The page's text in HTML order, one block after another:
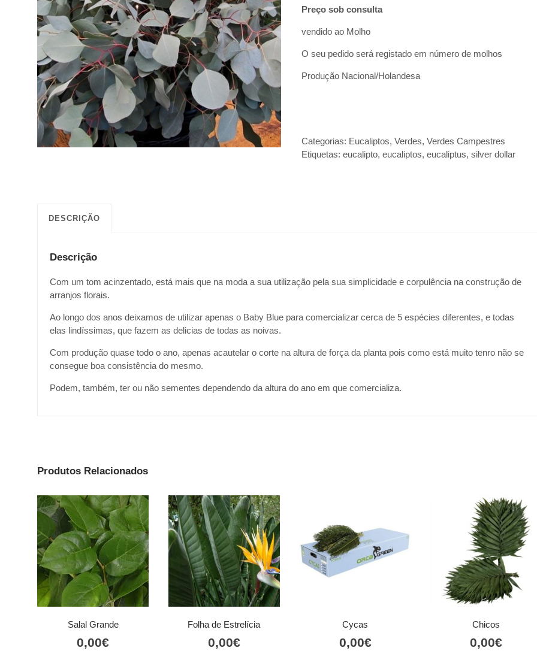
Preço sob consulta
vendido ao Molho
O seu pedido será registado em número de molhos
Produção Nacional/Holandesa
Categorias: Eucaliptos, Verdes, Verdes Campestres
Etiquetas: eucalipto, eucaliptos, eucaliptus, silver dollar
DESCRIÇÃO
Descrição
Com um tom acinzentado, está mais que na moda a sua utilização pela sua simplicidade e corpulência na construção de
arranjos florais.
Ao longo dos anos deixamos de utilizar apenas o Baby Blue para comercializar cerca de 5 espécies diferentes, e todas
elas lindíssimas, que fazem as delicias de todas as noivas.
Com produção quase todo o ano, apenas acautelar o corte na altura de força da planta pois como está muito tenro não se
consegue boa consistência do mesmo.
Podem, também, ter ou não sementes dependendo da altura do ano em que comercializa.
Produtos Relacionados
Salal Grande
0,00€
Folha de Estrelícia
0,00€
Cycas
0,00€
Chicos
0,00€